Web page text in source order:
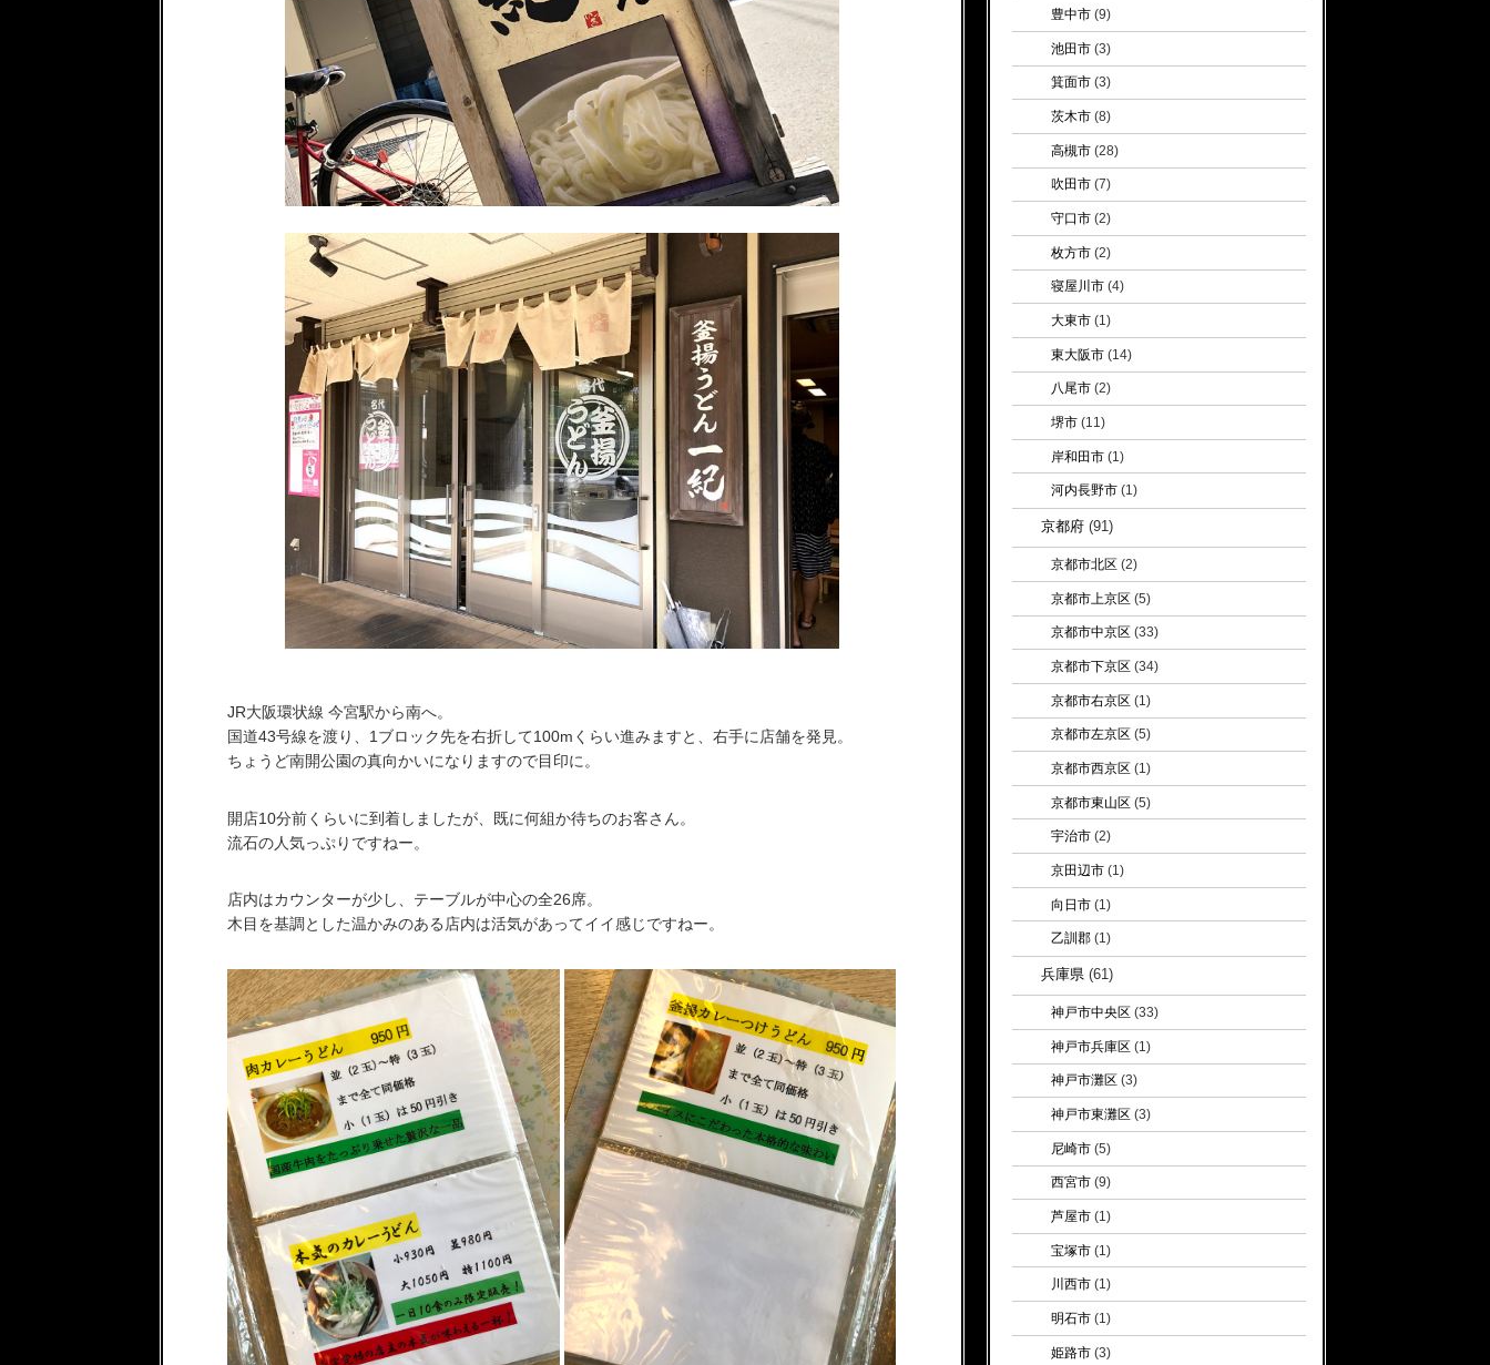
JR大阪環状線 今宮駅から南へ。
国道43号線を渡り、1ブロック先を右折して100mくらい進みますと、右手に店舗を発見。
ちょうど南開公園の真向かいになりますので目印に。
開店10分前くらいに到着しましたが、既に何組か待ちのお客さん。
流石の人気っぷりですねー。
店内はカウンターが少し、テーブルが中心の全26席。
木目を基調とした温かみのある店内は活気があってイイ感じですねー。
豊中市(9)
池田市(3)
箕面市(3)
茨木市(8)
高槻市(28)
吹田市(7)
守口市(2)
枚方市(2)
寝屋川市(4)
大東市(1)
東大阪市(14)
八尾市(2)
堺市(11)
岸和田市(1)
河内長野市(1)
京都府(91)
京都市北区 (2)
京都市上京区(5)
京都市中京区 (33)
京都市下京区(34)
京都市右京区(1)
京都市左京区 (5)
京都市西京区(1)
京都市東山区(5)
宇治市(2)
京田辺市(1)
向日市(1)
乙訓郡(1)
兵庫県(61)
神戸市中央区(33)
神戸市兵庫区(1)
神戸市灘区 (3)
神戸市東灘区(3)
尼崎市(5)
西宮市(9)
芦屋市(1)
宝塚市(1)
川西市(1)
明石市(1)
姫路市(3)